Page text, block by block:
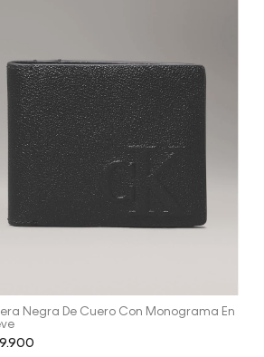
Negra De Cuero Con Monograma En
.900